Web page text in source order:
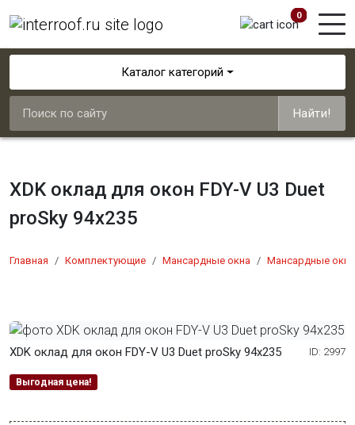
0
Каталог категорий
Найти!
XDK оклад для окон FDY-V U3 Duet
proSky 94x235
Главная Комплектующие Мансардные окна Мансардные
XDK оклад для окон FDY-V U3 Duet proSky 94x235 ID: 2997
Выгодная цена!